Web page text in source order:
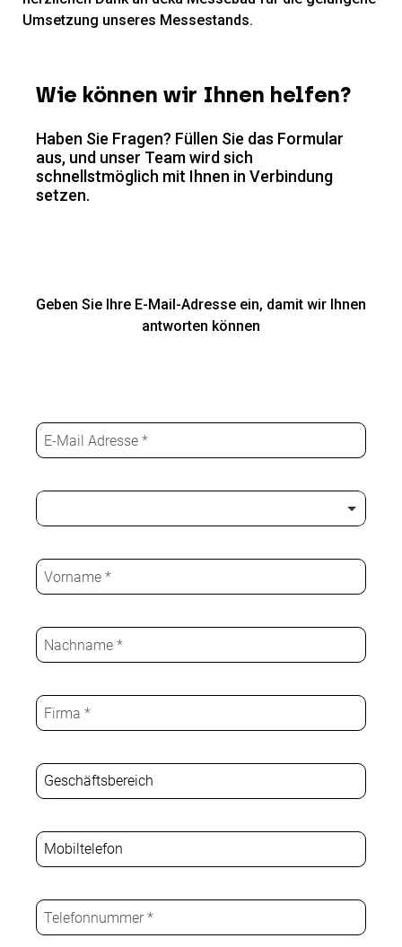
Umsetzung unseres Messestands.
Wie können wir Ihnen helfen?
Haben Sie Fragen? Füllen Sie das Formular
aus, und unser Team wird sich
schnellstmöglich mit Ihnen in Verbindung
setzen.
Geben Sie Ihre E-Mail-Adresse ein, damit wir Ihnen
antworten können